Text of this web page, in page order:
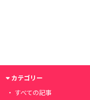
カテゴリー
すべての記事